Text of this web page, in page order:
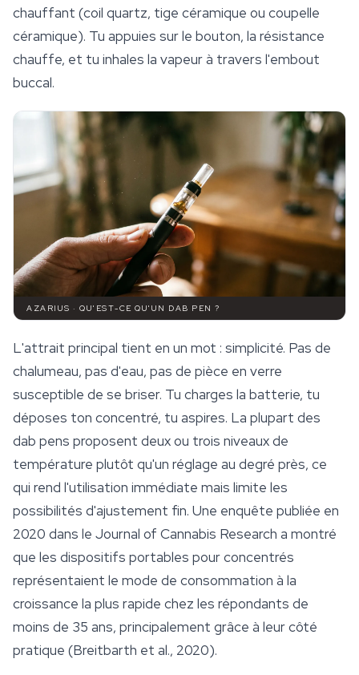
chauffant (coil quartz, tige céramique ou coupelle
céramique). Tu appuies sur le bouton, la résistance
chauffe, et tu inhales la vapeur à travers l'embout
buccal.
AZARIUS · QU'EST-CE QU'UN DAB PEN ?
L'attrait principal tient en un mot : simplicité. Pas de
chalumeau, pas d'eau, pas de pièce en verre
susceptible de se briser. Tu charges la batterie, tu
déposes ton concentré, tu aspires. La plupart des
dab pens proposent deux ou trois niveaux de
température plutôt qu'un réglage au degré près, ce
qui rend l'utilisation immédiate mais limite les
possibilités d'ajustement fin. Une enquête publiée en
2020 dans le Journal of Cannabis Research a montré
que les dispositifs portables pour concentrés
représentaient le mode de consommation à la
croissance la plus rapide chez les répondants de
moins de 35 ans, principalement grâce à leur côté
pratique (Breitbarth et al., 2020).